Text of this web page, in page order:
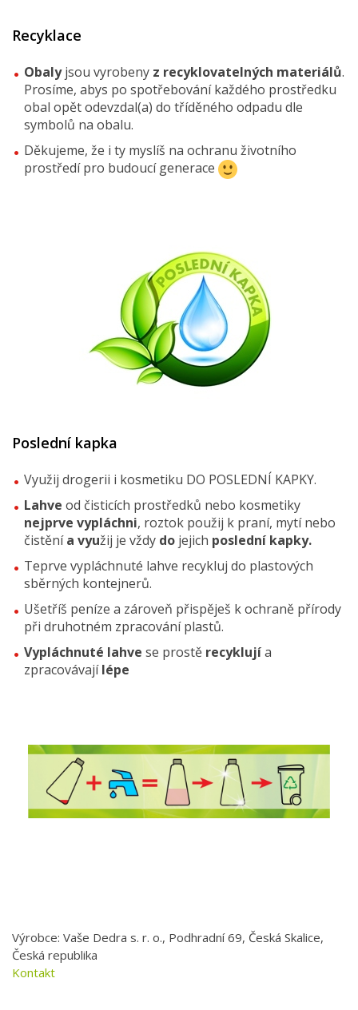
Recyklace
Obalyjsou vyrobeny z recyklovatelných materiálů.
Prosíme, abys po spotřebování každého prostředku
obal opět odevzdal(a) do tříděného odpadu dle
symbolů na obalu.
Děkujeme, že i ty myslíš na ochranu životního
prostředí pro budoucí generace
Poslední kapka
Využij drogerii i kosmetiku DO POSLEDNÍ KAPKY.
Lahve od čisticích prostředků nebo kosmetiky
nejprve vypláchni, roztok použij k praní, mytí nebo
čistěnía využij je vždy do jejich poslední kapky.
Teprve vypláchnuté lahve recykluj do plastových
sběrných kontejnerů.
Ušetříš peníze a zároveň přispěješ k ochraně přírody
při druhotném zpracování plastů.
Vypláchnuté lahve se prostě recyklujía
zpracovávajílépe
Výrobce: Vaše Dedra s. r. o., Podhradní 69, Česká Skalice,
Česká republika
Kontakt